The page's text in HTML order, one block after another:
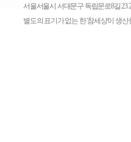
서울서울시 서대문구 독립문로8길 23
별도의 표기가 없는 한 '참세상'이 생